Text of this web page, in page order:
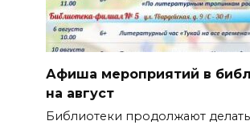
Афиша мероприятий в
на август
Библиотеки продолжают